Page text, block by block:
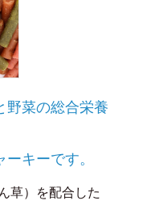
野菜の総合栄養
キーです。
草）を配合した